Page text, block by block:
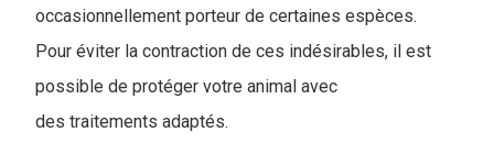
occasionnellement porteur de certaines espèces.
Pour éviter la contraction de ces indésirables, il est
possible de protéger votre animal avec
des traitements adaptés.